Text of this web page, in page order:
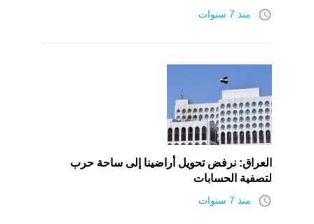
access_time منذ 7 سنوات
العراق: نرفض تحويل أراضينا إلى ساحة حرب
لتصفية الحسابات
access_time منذ 7 سنوات